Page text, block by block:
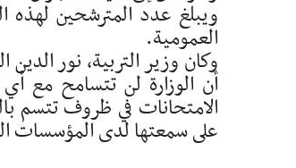
العمومية.
وكان وزير التربية، نور
أن الوزارة لن تتسامح مع
الامتحانات في ظروف تتسم
على سمعتها لدى المؤسسات